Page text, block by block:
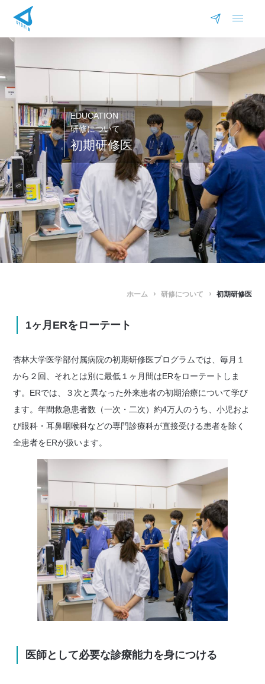
EDUCATION
研修について
初期研修医
ホーム 研修について 初期研修医
1ヶ月ERをローテート
杏林大学医学部付属病院の初期研修医プログラムでは、毎月１
から２回、それとは別に最低１ヶ月間はERをローテートしま
す。ERでは、３次と異なった外来患者の初期治療について学び
ます。年間救急患者数（一次・二次）約4万人のうち、小児およ
び眼科・耳鼻咽喉科などの専門診療科が直接受ける患者を除く
全患者をERが扱います。
医師として必要な診療能力を身につける